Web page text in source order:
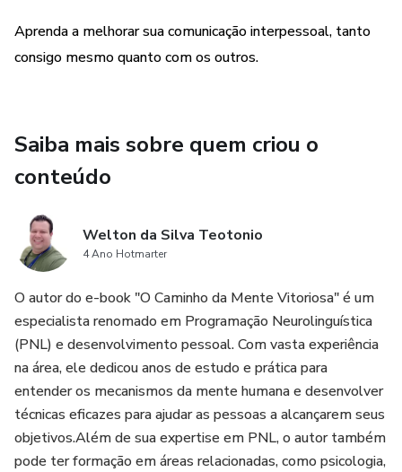
Aprenda a melhorar sua comunicação interpessoal, tanto
consigo mesmo quanto com os outros.
Saiba mais sobre quem criou o
conteúdo
Welton da Silva Teotonio
4 Ano Hotmarter
O autor do e-book "O Caminho da Mente Vitoriosa" é um
especialista renomado em Programação Neurolinguística
(PNL) e desenvolvimento pessoal. Com vasta experiência
na área, ele dedicou anos de estudo e prática para
entender os mecanismos da mente humana e desenvolver
técnicas eficazes para ajudar as pessoas a alcançarem seus
objetivos.Além de sua expertise em PNL, o autor também
pode ter formação em áreas relacionadas, como psicologia,